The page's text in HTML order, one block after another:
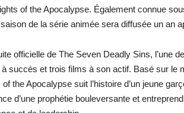
of the Apocalypse. Également connue
de la série animée sera diffusée un an
officielle de The Seven Deadly Sins, l’une
succès et trois films à son actif. Basé sur le
the Apocalypse suit l’histoire d’un jeune
d’une prophétie bouleversante et